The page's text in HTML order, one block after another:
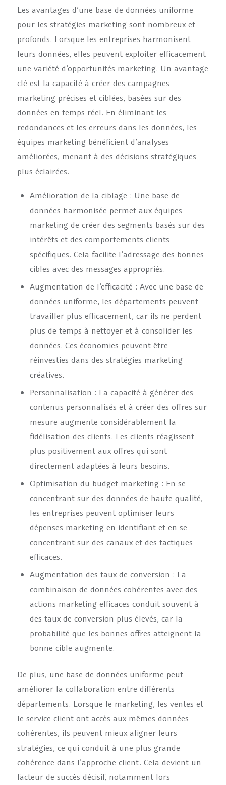
Les avantages d’une base de données uniforme
pour les stratégies marketing sont nombreux et
profonds. Lorsque les entreprises harmonisent
leurs données, elles peuvent exploiter efficacement
une variété d’opportunités marketing. Un avantage
clé est la capacité à créer des campagnes
marketing précises et ciblées, basées sur des
données en temps réel. En éliminant les
redondances et les erreurs dans les données, les
équipes marketing bénéficient d’analyses
améliorées, menant à des décisions stratégiques
plus éclairées.
Amélioration de la ciblage : Une base de
données harmonisée permet aux équipes
marketing de créer des segments basés sur des
intérêts et des comportements clients
spécifiques. Cela facilite l’adressage des bonnes
cibles avec des messages appropriés.
Augmentation de l’efficacité : Avec une base de
données uniforme, les départements peuvent
travailler plus efficacement, car ils ne perdent
plus de temps à nettoyer et à consolider les
données. Ces économies peuvent être
réinvesties dans des stratégies marketing
créatives.
Personnalisation : La capacité à générer des
contenus personnalisés et à créer des offres sur
mesure augmente considérablement la
fidélisation des clients. Les clients réagissent
plus positivement aux offres qui sont
directement adaptées à leurs besoins.
Optimisation du budget marketing : En se
concentrant sur des données de haute qualité,
les entreprises peuvent optimiser leurs
dépenses marketing en identifiant et en se
concentrant sur des canaux et des tactiques
efficaces.
Augmentation des taux de conversion : La
combinaison de données cohérentes avec des
actions marketing efficaces conduit souvent à
des taux de conversion plus élevés, car la
probabilité que les bonnes offres atteignent la
bonne cible augmente.
De plus, une base de données uniforme peut
améliorer la collaboration entre différents
départements. Lorsque le marketing, les ventes et
le service client ont accès aux mêmes données
cohérentes, ils peuvent mieux aligner leurs
stratégies, ce qui conduit à une plus grande
cohérence dans l’approche client. Cela devient un
facteur de succès décisif, notamment lors